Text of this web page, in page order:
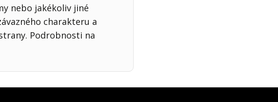
nebo jakékoliv jiné
charakteru a
Podrobnosti na